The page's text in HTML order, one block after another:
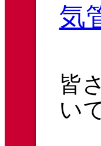
気
皆
い